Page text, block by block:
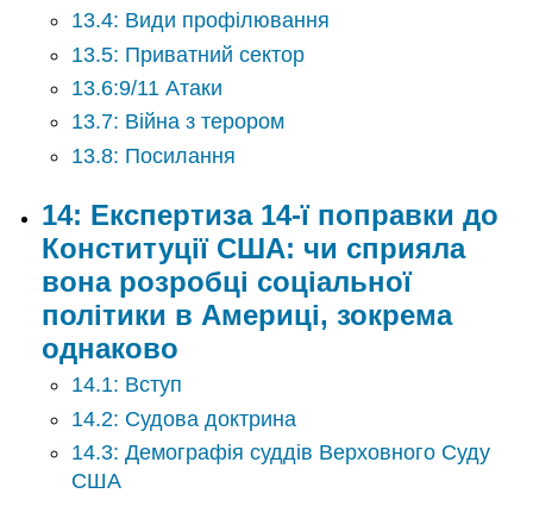
13.4: Види профілювання
13.5: Приватний сектор
13.6:9/11 Атаки
13.7: Війна з терором
13.8: Посилання
14: Експертиза 14-ї поправки до
Конституції США: чи сприяла
вона розробці соціальної
політики в Америці, зокрема
однаково
14.1: Вступ
14.2: Судова доктрина
14.3: Демографія суддів Верховного Суду
США